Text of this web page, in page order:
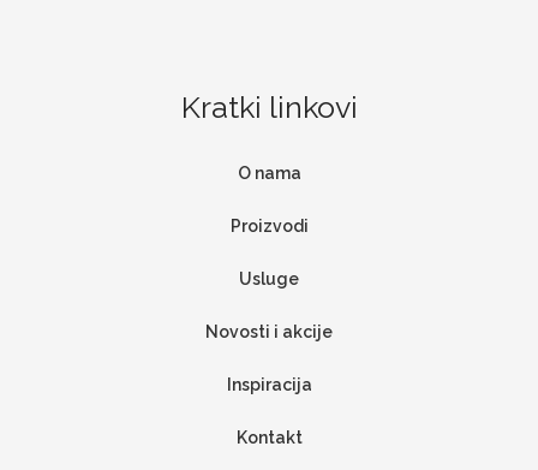
Kratki linkovi
O nama
Proizvodi
Usluge
Novosti i akcije
Inspiracija
Kontakt